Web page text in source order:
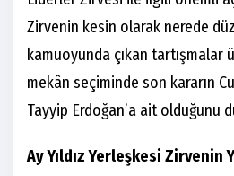
Zirvenin kesin olarak nerede
kamuoyunda çıkan tartışmalar
mekân seçiminde son kararın
Tayyip Erdoğan’a ait olduğunu
Ay Yıldız Yerleşkesi Zirvenin